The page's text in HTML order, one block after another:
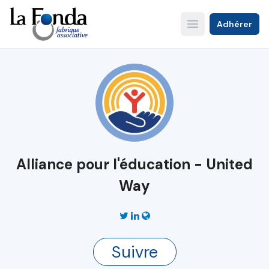
Aller
au
contenu
principal
Open main menu
Adhérer
Alliance pour l'éducation - United
Way
Suivre